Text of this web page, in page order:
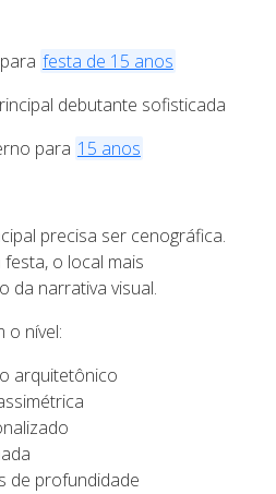
festa de 15 anos
debutante sofisticada
para 15 anos
precisa ser cenográfica.
o local mais
da narrativa visual.
o nível:
arquitetônico
de profundidade